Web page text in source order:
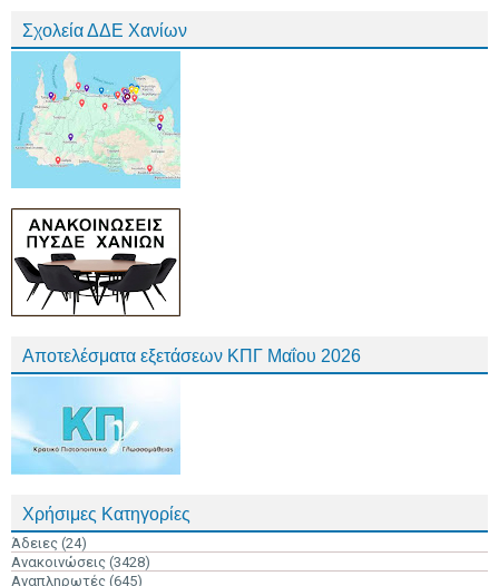
Σχολεία ΔΔΕ Χανίων
Αποτελέσματα εξετάσεων ΚΠΓ Μαΐου 2026
Χρήσιμες Κατηγορίες
Άδειες (24)
Ανακοινώσεις (3428)
Αναπληρωτές (645)